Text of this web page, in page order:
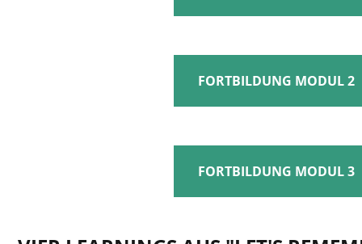
FORTBILDUNG MODUL 2
FORTBILDUNG MODUL 3